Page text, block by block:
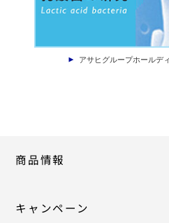
アサヒグループホールデ
商品情報
キャンペーン